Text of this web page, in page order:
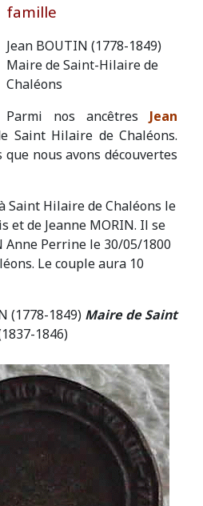
famille
Jean BOUTIN (1778-1849)
Maire de Saint-Hilaire de
Chaléons
Parmi nos ancêtres Jean
Saint Hilaire de Chaléons.
nous avons découvertes
Saint Hilaire de Chaléons le
et de Jeanne MORIN. Il se
Anne Perrine le 30/05/1800
Le couple aura 10
(1778-1849) Maire de Saint
1846)